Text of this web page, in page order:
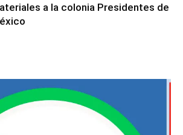
a la colonia Presidentes de